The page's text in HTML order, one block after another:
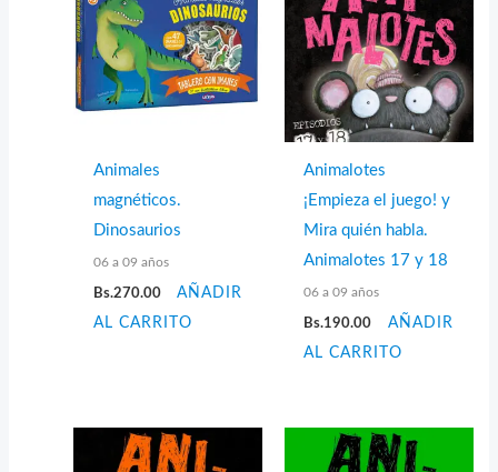
Animales
magnéticos.
Dinosaurios
06 a 09 años
Bs.270.00
AÑADIR
AL CARRITO
Animalotes
¡Empieza el juego! y
Mira quién habla.
Animalotes 17 y 18
06 a 09 años
Bs.190.00
AÑADIR
AL CARRITO